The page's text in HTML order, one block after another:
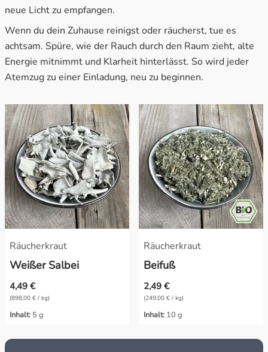
neue Licht zu empfangen.
Wenn du dein Zuhause reinigst oder räucherst, tue es
achtsam. Spüre, wie der Rauch durch den Raum zieht, alte
Energie mitnimmt und Klarheit hinterlässt. So wird jeder
Atemzug zu einer Einladung, neu zu beginnen.
Räucherkraut
Weißer Salbei
4,49 €
(898,00 € / kg)
Inhalt: 5 g
Räucherkraut
Beifuß
2,49 €
(249,00 € / kg)
Inhalt: 10 g